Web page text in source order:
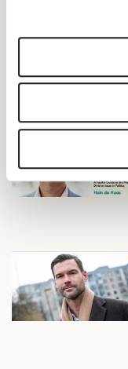
ändra eller dra
cookie-förklaringen.
Vi använder
sociala medier
även sådana
enhet till de
som vi samarbetar
informationen med
tillhandahållit eller
du göra det